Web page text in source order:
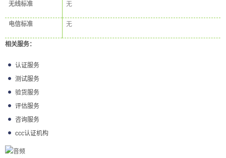
无线标准 无
电信标准 无
相关服务：
认证服务
测试服务
验货服务
评估服务
咨询服务
ccc认证机构